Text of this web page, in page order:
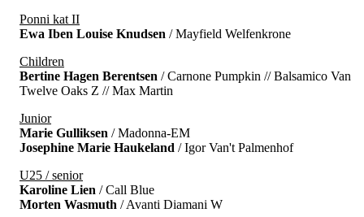
Ponni kat II
Ewa Iben Louise Knudsen / Mayfield Welfenkrone
Children
Bertine Hagen Berentsen / Carnone Pumpkin // Balsamico Van
Twelve Oaks Z // Max Martin
Junior
Marie Gulliksen / Madonna-EM
Josephine Marie Haukeland / Igor Van't Palmenhof
U25 / senior
Karoline Lien / Call Blue
Morten Wasmuth / Avanti Diamani W